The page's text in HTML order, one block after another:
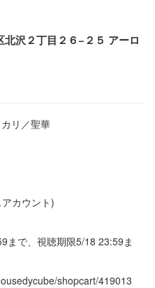
北沢２丁目２６−２５ アーロ
リ／聖華
カウント)
で、視聴期限5/18 23:59ま
shopcart/419013